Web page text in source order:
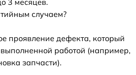
случаем?
проявление дефекта, который
работой (например,
запчасти).